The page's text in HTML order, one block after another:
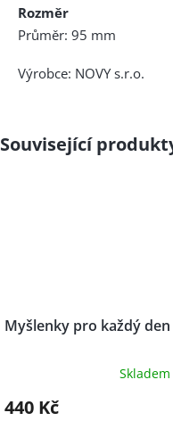
Rozměr
Průměr: 95 mm
Výrobce: NOVY s.r.o.
Související
Myšlenky pro každý den
Skladem
440 Kč